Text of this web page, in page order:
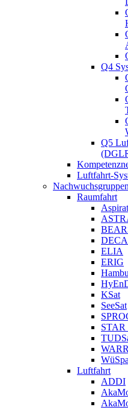
Q4
Q5
Luftfahrt-
Nachwuchsgruppen
Raumfahrt
ELIA
ERIG
KSat
SeeSat
STAR
WARR
Luftfahrt
ADDI